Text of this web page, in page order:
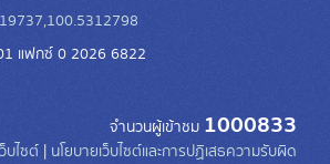
แฟกซ์ 0 2026 6822
จำนวนผู้เข้าชม 1000833
บไซต์ | นโยบายเว็บไซต์และการปฏิเสธความรับผิด